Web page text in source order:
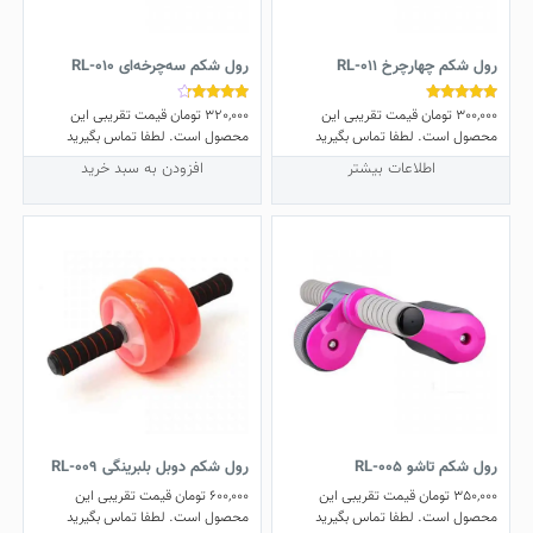
رول شکم چهارچرخ RL-011
نمره
5.00
از 5
300,000 تومانقیمت تقریبی این
محصول است. لطفا تماس بگیرید
اطلاعات بیشتر
رول شکم سه‌چرخه‌ای RL-010
نمره
4.00
از 5
320,000 تومانقیمت تقریبی این
محصول است. لطفا تماس بگیرید
افزودن به سبد خرید
رول شکم تاشو RL-005
350,000 تومانقیمت تقریبی این
محصول است. لطفا تماس بگیرید
رول شکم دوبل بلبرینگی RL-009
600,000 تومانقیمت تقریبی این
محصول است. لطفا تماس بگیرید